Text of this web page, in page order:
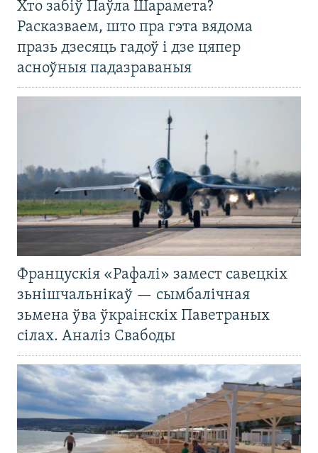
Хто забіў Паўла Шарамета?
Расказваем, што пра гэта вядома
празь дзесяць гадоў і дзе цяпер
асноўныя падазраваныя
Францускія «Рафалі» замест савецкіх
зьнішчальнікаў — сымбалічная
зьмена ўва ўкраінскіх Паветраных
сілах. Аналіз Свабоды